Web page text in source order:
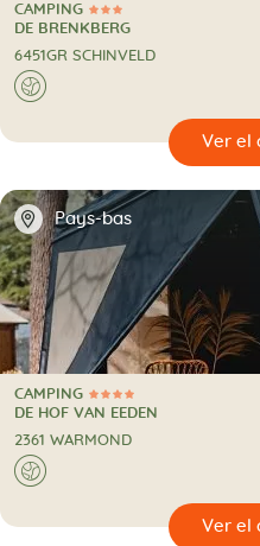
3 Estrellas
CAMPING
CAMPING
DE BRENKBERG
6451GR SCHINVELD
🌍
🔍
📍 Pays-bas
4 Estrellas
CAMPING
CAMPING
DE HOF VAN EEDEN
2361 WARMOND
🌍
🔍